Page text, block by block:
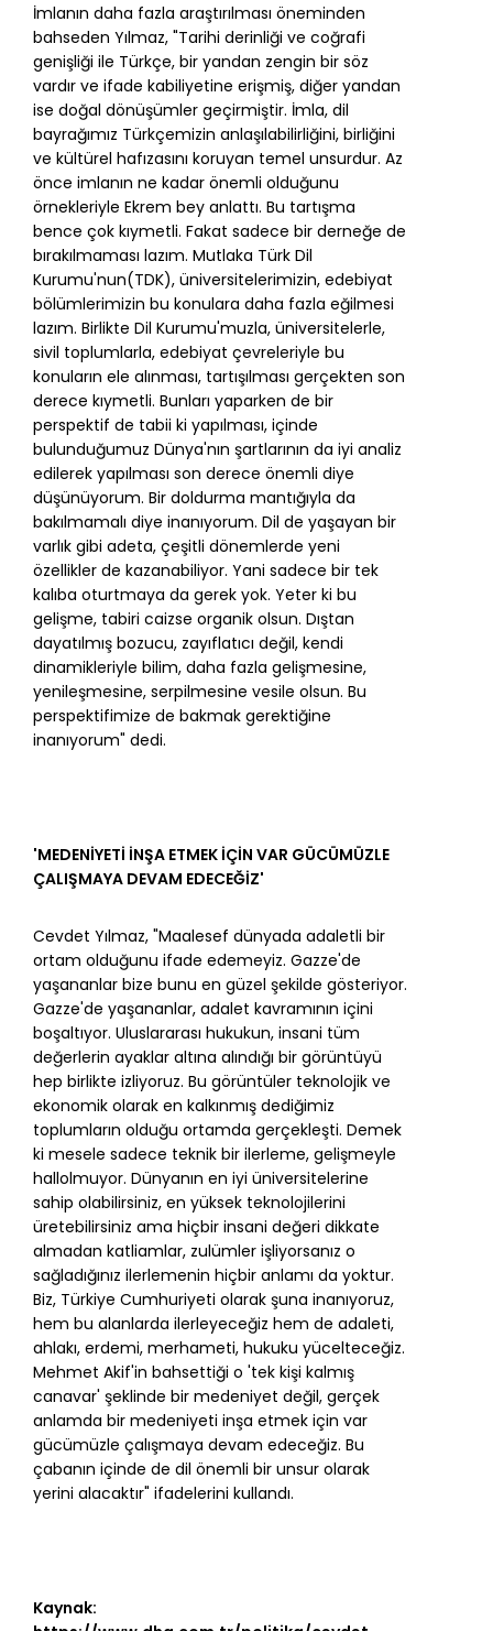
İmlanın daha fazla araştırılması öneminden
bahseden Yılmaz, "Tarihi derinliği ve coğrafi
genişliği ile Türkçe, bir yandan zengin bir söz
vardır ve ifade kabiliyetine erişmiş, diğer yandan
ise doğal dönüşümler geçirmiştir. İmla, dil
bayrağımız Türkçemizin anlaşılabilirliğini, birliğini
ve kültürel hafızasını koruyan temel unsurdur. Az
önce imlanın ne kadar önemli olduğunu
örnekleriyle Ekrem bey anlattı. Bu tartışma
bence çok kıymetli. Fakat sadece bir derneğe de
bırakılmaması lazım. Mutlaka Türk Dil
Kurumu'nun(TDK), üniversitelerimizin, edebiyat
bölümlerimizin bu konulara daha fazla eğilmesi
lazım. Birlikte Dil Kurumu'muzla, üniversitelerle,
sivil toplumlarla, edebiyat çevreleriyle bu
konuların ele alınması, tartışılması gerçekten son
derece kıymetli. Bunları yaparken de bir
perspektif de tabii ki yapılması, içinde
bulunduğumuz Dünya'nın şartlarının da iyi analiz
edilerek yapılması son derece önemli diye
düşünüyorum. Bir doldurma mantığıyla da
bakılmamalı diye inanıyorum. Dil de yaşayan bir
varlık gibi adeta, çeşitli dönemlerde yeni
özellikler de kazanabiliyor. Yani sadece bir tek
kalıba oturtmaya da gerek yok. Yeter ki bu
gelişme, tabiri caizse organik olsun. Dıştan
dayatılmış bozucu, zayıflatıcı değil, kendi
dinamikleriyle bilim, daha fazla gelişmesine,
yenileşmesine, serpilmesine vesile olsun. Bu
perspektifimize de bakmak gerektiğine
inanıyorum" dedi.
'MEDENİYETİ İNŞA ETMEK İÇİN VAR GÜCÜMÜZLE
ÇALIŞMAYA DEVAM EDECEĞİZ'
Cevdet Yılmaz, "Maalesef dünyada adaletli bir
ortam olduğunu ifade edemeyiz. Gazze'de
yaşananlar bize bunu en güzel şekilde gösteriyor.
Gazze'de yaşananlar, adalet kavramının içini
boşaltıyor. Uluslararası hukukun, insani tüm
değerlerin ayaklar altına alındığı bir görüntüyü
hep birlikte izliyoruz. Bu görüntüler teknolojik ve
ekonomik olarak en kalkınmış dediğimiz
toplumların olduğu ortamda gerçekleşti. Demek
ki mesele sadece teknik bir ilerleme, gelişmeyle
hallolmuyor. Dünyanın en iyi üniversitelerine
sahip olabilirsiniz, en yüksek teknolojilerini
üretebilirsiniz ama hiçbir insani değeri dikkate
almadan katliamlar, zulümler işliyorsanız o
sağladığınız ilerlemenin hiçbir anlamı da yoktur.
Biz, Türkiye Cumhuriyeti olarak şuna inanıyoruz,
hem bu alanlarda ilerleyeceğiz hem de adaleti,
ahlakı, erdemi, merhameti, hukuku yücelteceğiz.
Mehmet Akif'in bahsettiği o 'tek kişi kalmış
canavar' şeklinde bir medeniyet değil, gerçek
anlamda bir medeniyeti inşa etmek için var
gücümüzle çalışmaya devam edeceğiz. Bu
çabanın içinde de dil önemli bir unsur olarak
yerini alacaktır" ifadelerini kullandı.
Kaynak: